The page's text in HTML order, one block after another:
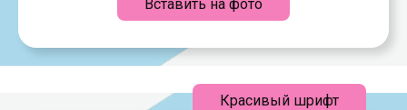
Вставить на фото
Красивый шрифт